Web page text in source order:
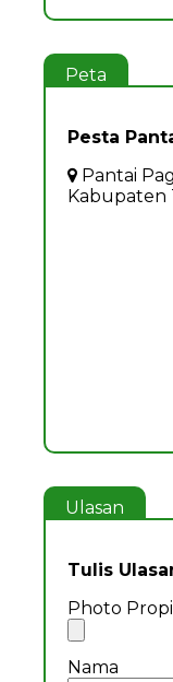
Peta
Pesta
Pantai
Kabupaten
Ulasan
Tulis
Photo Propil
Nama